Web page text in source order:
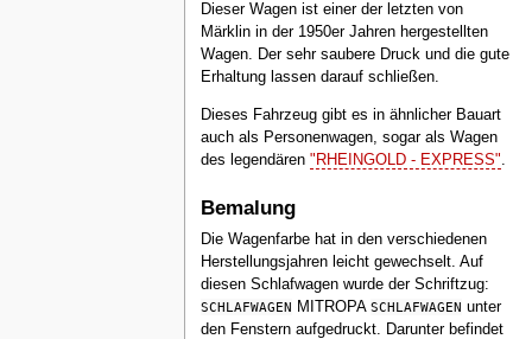
Dieser Wagen ist einer der letzten von
Märklin in der 1950er Jahren hergestellten
Wagen. Der sehr saubere Druck und die gute
Erhaltung lassen darauf schließen.
Dieses Fahrzeug gibt es in ähnlicher Bauart
auch als Personenwagen, sogar als Wagen
des legendären "RHEINGOLD - EXPRESS"
Bemalung
Die Wagenfarbe hat in den verschiedenen
Herstellungsjahren leicht gewechselt. Auf
diesen Schlafwagen wurde der Schriftzug:
SCHLAFWAGEN MITROPA SCHLAFWAGEN unter
den Fenstern aufgedruckt. Darunter befindet